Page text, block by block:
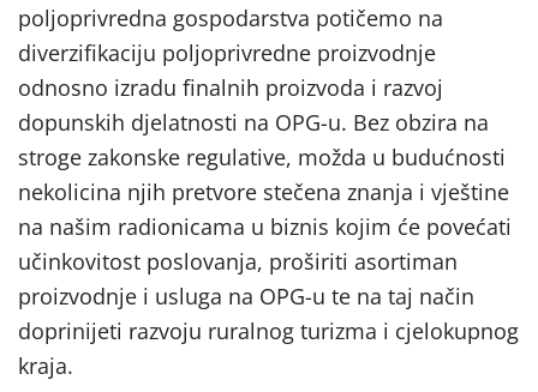
poljoprivredna gospodarstva potičemo na
diverzifikaciju poljoprivredne proizvodnje
odnosno izradu finalnih proizvoda i razvoj
dopunskih djelatnosti na OPG-u. Bez obzira na
stroge zakonske regulative, možda u budućnosti
nekolicina njih pretvore stečena znanja i vještine
na našim radionicama u biznis kojim će povećati
učinkovitost poslovanja, proširiti asortiman
proizvodnje i usluga na OPG-u te na taj način
doprinijeti razvoju ruralnog turizma i cjelokupnog
kraja.